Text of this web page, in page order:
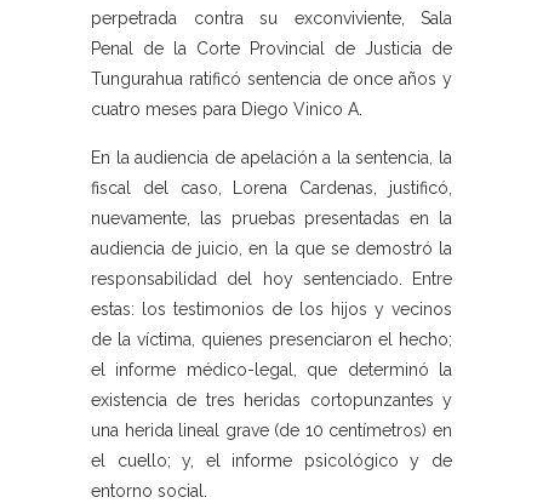
perpetrada contra su exconviviente, Sala
Penal de la Corte Provincial de Justicia de
Tungurahua ratificó sentencia de once años y
cuatro meses para Diego Vinico A.
En la audiencia de apelación a la sentencia, la
fiscal del caso, Lorena Cardenas, justificó,
nuevamente, las pruebas presentadas en la
audiencia de juicio, en la que se demostró la
responsabilidad del hoy sentenciado. Entre
estas: los testimonios de los hijos y vecinos
de la víctima, quienes presenciaron el hecho;
el informe médico-legal, que determinó la
existencia de tres heridas cortopunzantes y
una herida lineal grave (de 10 centímetros) en
el cuello; y, el informe psicológico y de
entorno social.